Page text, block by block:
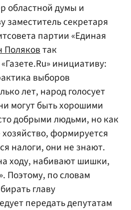
областной думы и
заместитель секретаря
партии «Единая
Поляковтак
инициативу:
выборов
лет, народ голосует
могут быть хорошими
добрыми людьми, но как
хозяйство, формируется
налоги, они не знают.
ходу, набивают шишки,
Поэтому, по словам
главу
передать депутатам